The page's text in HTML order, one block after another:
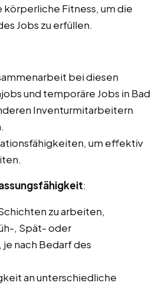
Fitness, um die
Jobs zu erfüllen.
bei diesen
und temporäre Jobs in Bad
Inventurmitarbeitern
um effektiv
:
zu arbeiten,
, Spät- oder
nach Bedarf des
an unterschiedliche